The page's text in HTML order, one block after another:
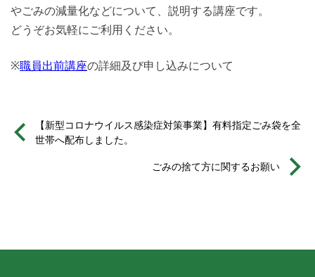
やごみの減量化などについて、説明する講座です。
どうぞお気軽にご利用ください。
※職員出前講座の詳細及び申し込みについて
【新型コロナウイルス感染症対策事業】有料指定ごみ袋を全
世帯へ配布しました。
ごみの捨て方に関するお願い